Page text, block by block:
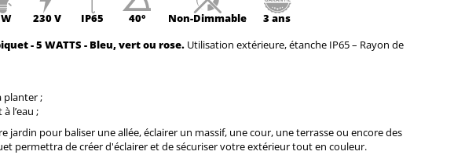
230 V IP65 40° Non-Dimmable
3 ans
- 5 WATTS - Bleu, vert ou rose.Utilisation extérieure, étanche IP65 – Rayon de
planter ;
l’eau ;
jardin pour baliser une allée, éclairer un massif, une cour, une terrasse ou encore des
permettra de créer d'éclairer et de sécuriser votre extérieur tout en couleur.